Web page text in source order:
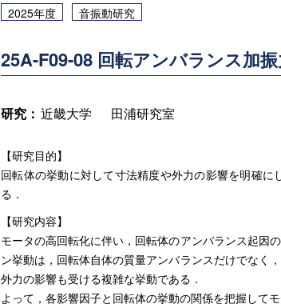
2025年度 音振動研究
25A-F09-08 回転アンバランス加
研究： 近畿大学 田浦研究室
【研究目的】
回転体の挙動に対して寸法精度や外力の影響を明確
る．
【研究内容】
モータの高回転化に伴い，回転体のアンバランス起因
ン挙動は，回転体自体の質量アンバランスだけでなく
外力の影響も受ける複雑な挙動である．
よって，各影響因子と回転体の挙動の関係を把握して